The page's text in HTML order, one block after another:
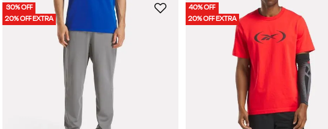
30% OFF
20% OFF EXTRA
40% OFF
20% OFF EXTRA